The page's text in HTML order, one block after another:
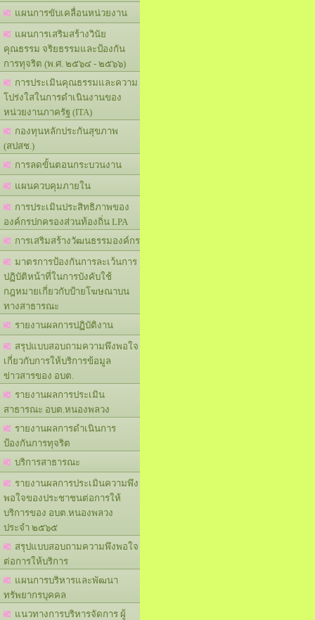
แผนการขับเคลื่อนหน่วยงาน
แผนการเสริมสร้างวินัย
คุณธรรม จริยธรรมและป้องกัน
การทุจริต (พ.ศ. ๒๕๖๔ - ๒๕๖๖)
การประเมินคุณธรรมและความ
โปร่งใสในการดำเนินงานของ
หน่วยงานภาครัฐ (ITA)
กองทุนหลักประกันสุขภาพ
(สปสช.)
การลดขั้นตอนกระบวนงาน
แผนควบคุมภายใน
การประเมินประสิทธิภาพของ
องค์กรปกครองส่วนท้องถิ่น LPA
การเสริมสร้างวัฒนธรรมองค์กร
มาตรการป้องกันการละเว้นการ
ปฏิบัติหน้าที่ในการบังคับใช้
กฎหมายเกี่ยวกับป้ายโฆษณาบน
ทางสาธารณะ
รายงานผลการปฏิบัติงาน
สรุปแบบสอบถามความพึงพอใจ
เกี่ยวกับการให้บริการข้อมูล
ข่าวสารของ อบต.
รายงานผลการประเมิน
สาธารณะ อบต.หนองพลวง
รายงานผลการดำเนินการ
ป้องกันการทุจริต
บริการสาธารณะ
รายงานผลการประเมินความพึง
พอใจของประชาชนต่อการให้
บริการของ อบต.หนองพลวง
ประจำ ๒๕๖๕
สรุปแบบสอบถามความพึงพอใจ
ต่อการให้บริการ
แผนการบริหารและพัฒนา
ทรัพยากรบุคคล
แนวทางการบริหารจัดการ ผู้